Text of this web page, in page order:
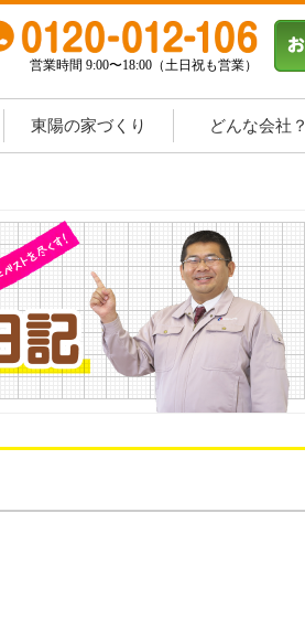
営業時間 9:00〜18:00（土日祝も営業）
東陽の家づくり どんな会社？